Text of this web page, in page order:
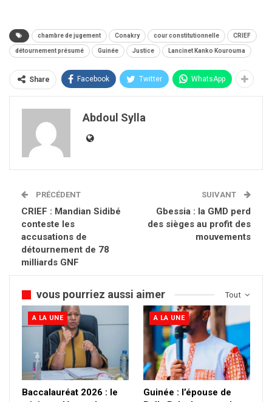
chambre de jugement Conakry cour constitutionnelle CRIEF
détournement présumé Guinée Justice Lancinet Kanko Kourouma
Share Facebook Twitter WhatsApp
Abdoul Sylla
PRÉCÉDENT
CRIEF : Mandian Sidibé
conteste les
accusations de
détournement de 78
milliards GNF
SUIVANT
Gbessia : la GMD perd
des sièges au profit des
mouvements
Tout
vous pourriez aussi aimer
A LA UNE
Baccalauréat 2026 : le
A LA UNE
Guinée : l’épouse de